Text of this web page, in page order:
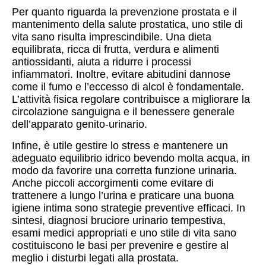
Per quanto riguarda la prevenzione prostata e il
mantenimento della salute prostatica, uno stile di
vita sano risulta imprescindibile. Una dieta
equilibrata, ricca di frutta, verdura e alimenti
antiossidanti, aiuta a ridurre i processi
infiammatori. Inoltre, evitare abitudini dannose
come il fumo e l’eccesso di alcol è fondamentale.
L’attività fisica regolare contribuisce a migliorare la
circolazione sanguigna e il benessere generale
dell’apparato genito-urinario.
Infine, è utile gestire lo stress e mantenere un
adeguato equilibrio idrico bevendo molta acqua, in
modo da favorire una corretta funzione urinaria.
Anche piccoli accorgimenti come evitare di
trattenere a lungo l’urina e praticare una buona
igiene intima sono strategie preventive efficaci. In
sintesi, diagnosi bruciore urinario tempestiva,
esami medici appropriati e uno stile di vita sano
costituiscono le basi per prevenire e gestire al
meglio i disturbi legati alla prostata.